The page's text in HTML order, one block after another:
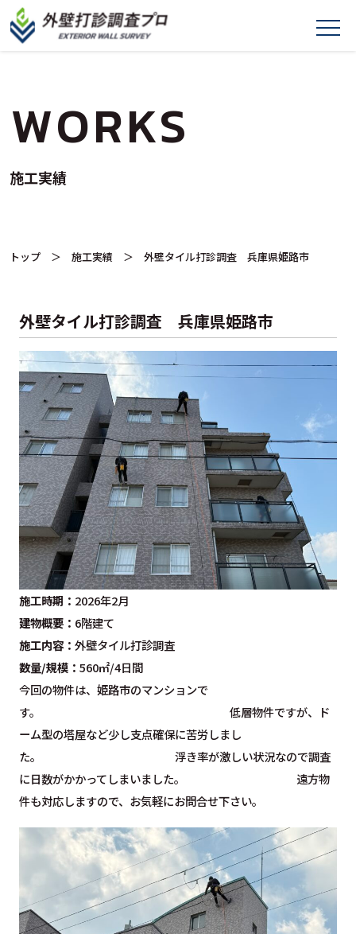
WORKS
施工実績
トップ ＞ 施工実績 ＞ 外壁タイル打診調査 兵庫県姫路市
外壁タイル打診調査 兵庫県姫路市
施工時期： 2026年2月
建物概要： 6階建て
施工内容： 外壁タイル打診調査
数量/規模： 560㎡/4日間
今回の物件は、姫路市のマンションで
す。 低層物件ですが、ド
ーム型の塔屋など少し支点確保に苦労しまし
た。 浮き率が激しい状況なので調査
に日数がかかってしまいました。 遠方物
件も対応しますので、お気軽にお問合せ下さい。